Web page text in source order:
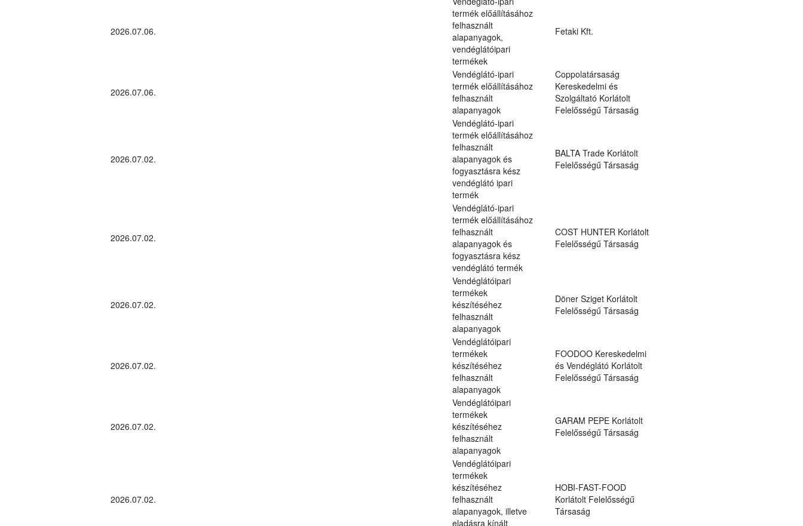
2026.07.06.
termék előállításához
felhasznált
alapanyagok,
vendéglátóipari
termékek
Fetaki Kft.
2026.07.06.
Vendéglátó-ipari
termék előállításához
felhasznált
alapanyagok
Coppolatársaság
Kereskedelmi és
Szolgáltató Korlátolt
Felelősségű Társaság
2026.07.02.
Vendéglátó-ipari
termék előállításához
felhasznált
alapanyagok és
fogyasztásra kész
vendéglátó ipari
termék
BALTA Trade Korlátolt
Felelősségű Társaság
2026.07.02.
Vendéglátó-ipari
termék előállításához
felhasznált
alapanyagok és
fogyasztásra kész
vendéglátó termék
COST HUNTER Korlátolt
Felelősségű Társaság
2026.07.02.
Vendéglátóipari
termékek
készítéséhez
felhasznált
alapanyagok
Döner Sziget Korlátolt
Felelősségű Társaság
2026.07.02.
Vendéglátóipari
termékek
készítéséhez
felhasznált
alapanyagok
FOODOO Kereskedelmi
és Vendéglátó Korlátolt
Felelősségű Társaság
2026.07.02.
Vendéglátóipari
termékek
készítéséhez
felhasznált
alapanyagok
GARAM PEPE Korlátolt
Felelősségű Társaság
2026.07.02.
Vendéglátóipari
termékek
készítéséhez
felhasznált
alapanyagok, illetve
eladásra kínált
HOBI-FAST-FOOD
Korlátolt Felelősségű
Társaság